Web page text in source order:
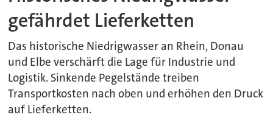
gefährdet Lieferketten
Das historische Niedrigwasser an Rhein, Donau
und Elbe verschärft die Lage für Industrie und
Logistik. Sinkende Pegelstände treiben
Transportkosten nach oben und erhöhen den Druck
auf Lieferketten.